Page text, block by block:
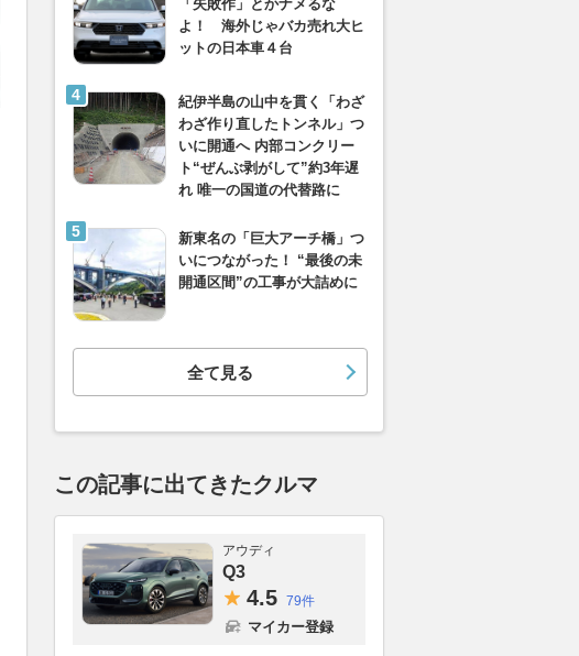
「失敗作」とかナメるな
よ！ 海外じゃバカ売れ大ヒ
ットの日本車４台
紀伊半島の山中を貫く「わざ
わざ作り直したトンネル」つ
いに開通へ 内部コンクリー
ト“ぜんぶ剥がして”約3年遅
れ 唯一の国道の代替路に
新東名の「巨大アーチ橋」つ
いにつながった！ “最後の未
開通区間”の工事が大詰めに
全て見る
この記事に出てきたクルマ
アウディ
Q3
4.5 79件
マイカー登録